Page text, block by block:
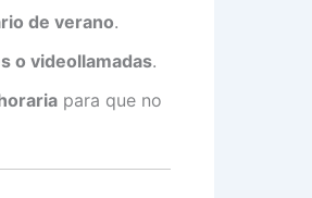
de verano.
o videollamadas.
para que no